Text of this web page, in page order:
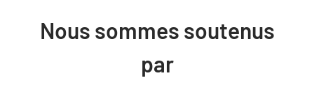
Nous sommes soutenus
par